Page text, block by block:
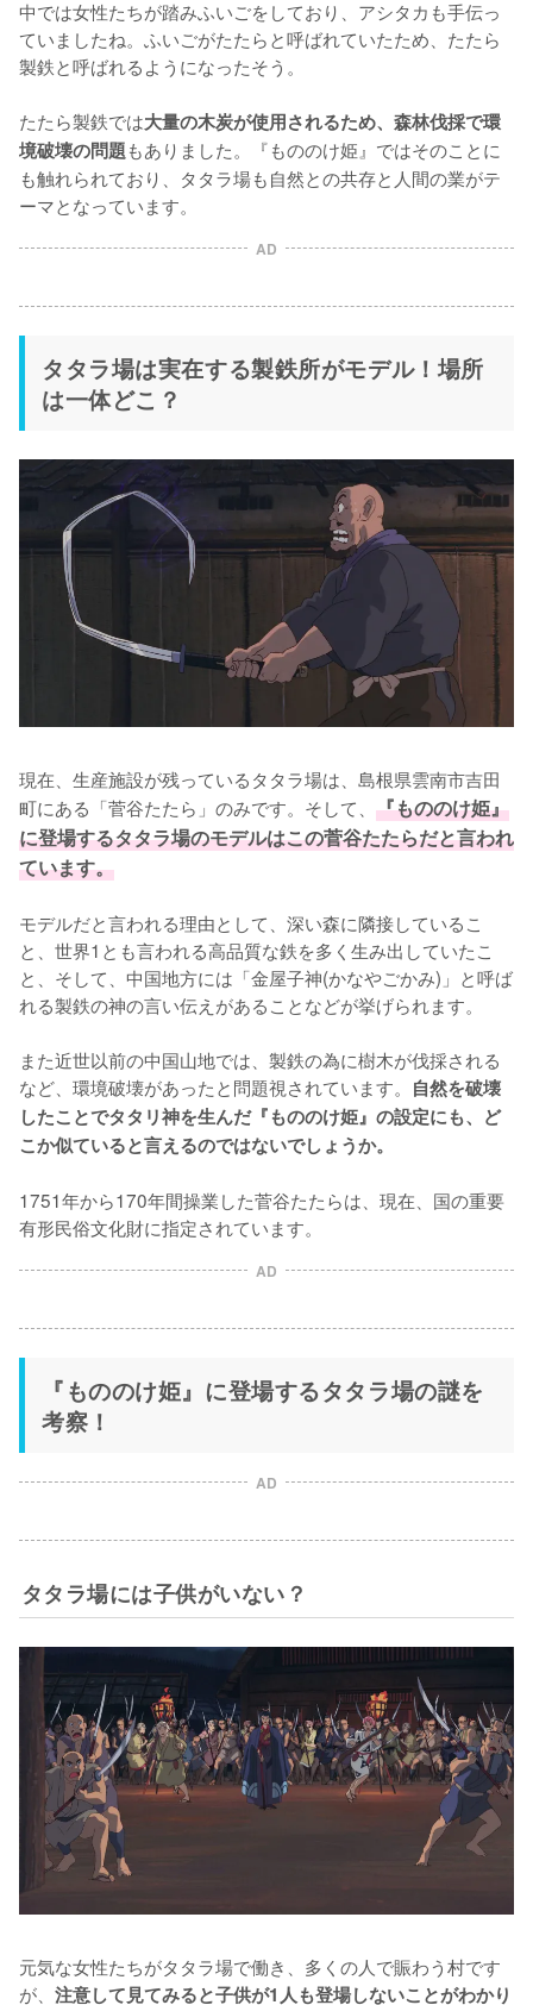
中では女性たちが踏みふいごをしており、アシタカも手伝っ
ていましたね。ふいごがたたらと呼ばれていたため、たたら
製鉄と呼ばれるようになったそう。
たたら製鉄では大量の木炭が使用されるため、森林伐採で環
境破壊の問題もありました。『もののけ姫』ではそのことに
も触れられており、タタラ場も自然との共存と人間の業がテ
ーマとなっています。
AD
タタラ場は実在する製鉄所がモデル！場所
は一体どこ？
現在、生産施設が残っているタタラ場は、島根県雲南市吉田
町にある「菅谷たたら」のみです。そして、 『もののけ姫』
に登場するタタラ場のモデルはこの菅谷たたらだと言われ
ています。
モデルだと言われる理由として、深い森に隣接しているこ
と、世界1とも言われる高品質な鉄を多く生み出していたこ
と、そして、中国地方には「金屋子神(かなやごかみ)」と呼ば
れる製鉄の神の言い伝えがあることなどが挙げられます。
また近世以前の中国山地では、製鉄の為に樹木が伐採される
など、環境破壊があったと問題視されています。 自然を破壊
したことでタタリ神を生んだ『もののけ姫』の設定にも、ど
こか似ていると言えるのではないでしょうか。
1751年から170年間操業した菅谷たたらは、現在、国の重要
有形民俗文化財に指定されています。
AD
『もののけ姫』に登場するタタラ場の謎を
考察！
AD
タタラ場には子供がいない？
元気な女性たちがタタラ場で働き、多くの人で賑わう村です
が、 注意して見てみると子供が1人も登場しないことがわかり